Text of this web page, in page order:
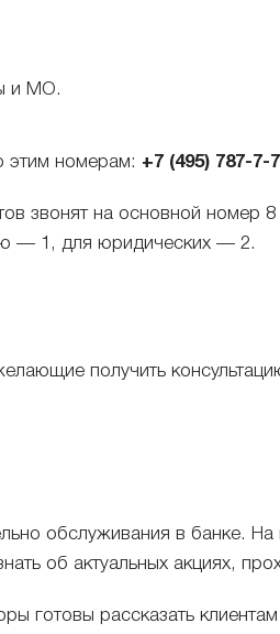
и МО.
этим номерам: +7 (495) 787-7-
звонят на основной номер
— 1, для юридических — 2.
получить
обслуживания в банке. На
об актуальных акциях,
готовы рассказать